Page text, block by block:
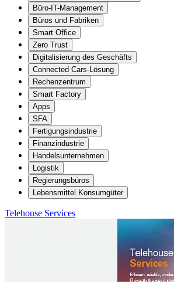
Büro-IT-Management
Büros und Fabriken
Smart Office
Zero Trust
Digitalisierung des Geschäfts
Connected Cars-Lösung
Rechenzentrum
Smart Factory
Apps
SFA
Fertigungsindustrie
Finanzindustrie
Handelsunternehmen
Logistik
Regierungsbüros
Lebensmittel Konsumgüter
Telehouse Services